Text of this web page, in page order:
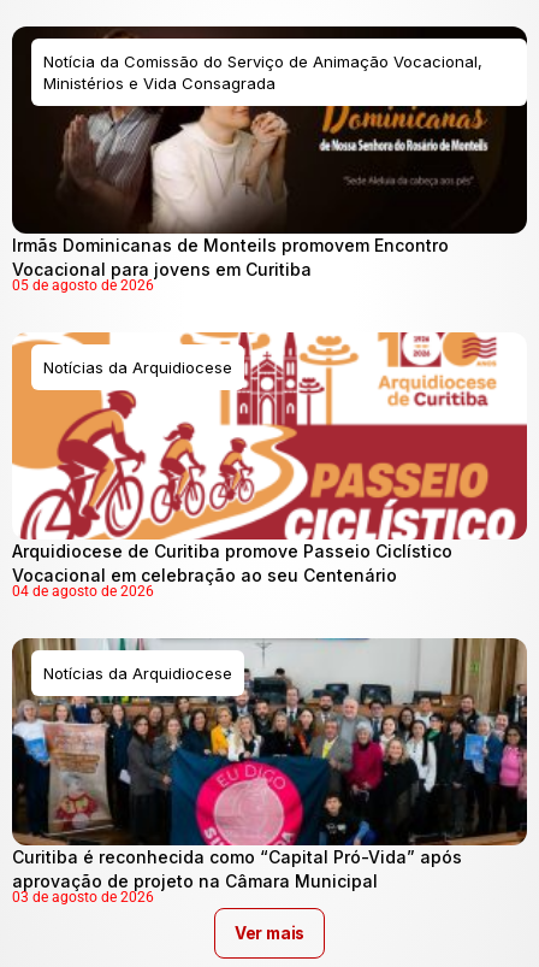
Notícia da Comissão do Serviço de Animação Vocacional,
Ministérios e Vida Consagrada
Irmãs Dominicanas de Monteils promovem Encontro
Vocacional para jovens em Curitiba
05 de agosto de 2026
Notícias da Arquidiocese
Arquidiocese de Curitiba promove Passeio Ciclístico
Vocacional em celebração ao seu Centenário
04 de agosto de 2026
Notícias da Arquidiocese
Curitiba é reconhecida como “Capital Pró-Vida” após
aprovação de projeto na Câmara Municipal
03 de agosto de 2026
Ver mais